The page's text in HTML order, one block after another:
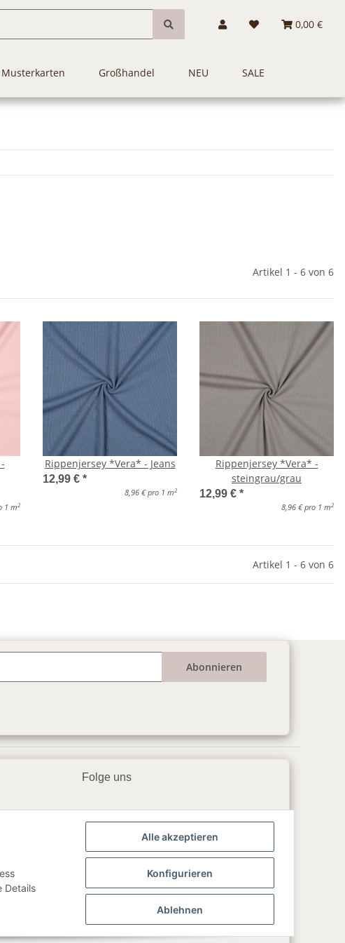
0,00 €
Musterkarten Großhandel NEU SALE
Artikel 1 - 6 von 6
1 m2
Rippenjersey *Vera* - Jeans
12,99 € *
8,96 € pro 1 m2
Rippenjersey *Vera* -
steingrau/grau
12,99 € *
8,96 € pro 1 m2
Artikel 1 - 6 von 6
Abonnieren
Folge uns
▶️ YouTube
📘 Facebook
📸 Instagram
🎵 TikTok
Details
Alle akzeptieren
Konfigurieren
Ablehnen